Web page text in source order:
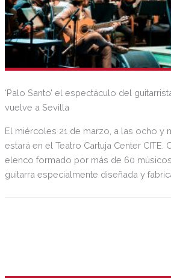
‘Palo Santo’ el espectáculo del
vuelve a Sevilla
El miércoles 21 de marzo, a las ocho y
estará en el Teatro Cartuja Center CITE.
elenco formado por más de 60
guitarra especialmente diseñada y